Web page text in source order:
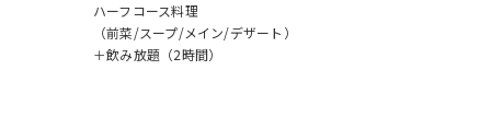
ハーフコース料理
（前菜/スープ/メイン/デザート）
＋飲み放題（2時間）